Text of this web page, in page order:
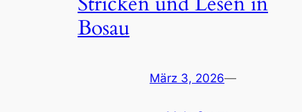
Bosau
März 3, 2026—